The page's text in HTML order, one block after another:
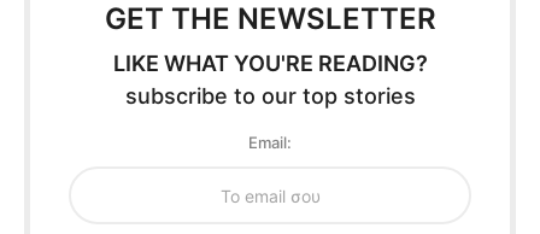
GET THE NEWSLETTER
LIKE WHAT YOU'RE READING?
subscribe to our top stories
Email: